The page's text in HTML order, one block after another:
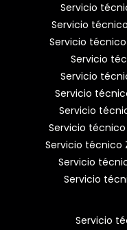
Servicio
Servicio
Servicio técnico
Servicio
Servicio
Servicio
Servicio
Servicio
Servicio técnico
Servicio
Servicio
Servicio